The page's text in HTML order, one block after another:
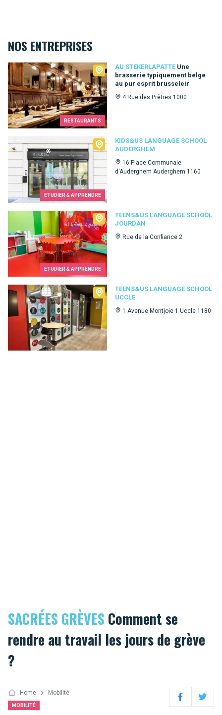
NOS ENTREPRISES
RESTAURANTS
AU STEKERLAPATTE Une
brasserie typiquement belge
au pur esprit brusseleir
4 Rue des Prêtres 1000
Au Stekerlapatte
ETUDIER & APPRENDRE
KIDS&US LANGUAGE SCHOOL
AUDERGHEM
16 Place Communale
d'Auderghem Auderghem 1160
Kids&Us language school Auderghem
ETUDIER & APPRENDRE
TEENS&US LANGUAGE SCHOOL
JOURDAN
Rue de la Confiance 2
Teens&Us language school Jourdan
TEENS&US LANGUAGE SCHOOL
UCCLE
1 Avenue Montjoie 1 Uccle 1180
Teens&Us language school Uccle
SACRÉES GRÈVES Comment se
rendre au travail les jours de grève
?
Home Mobilité
MOBILITÉ FacebookTwitter